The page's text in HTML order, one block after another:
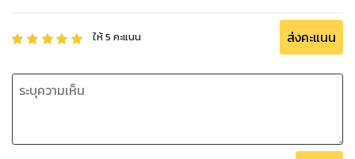
ให้5 คะแนน ส่งคะแนน